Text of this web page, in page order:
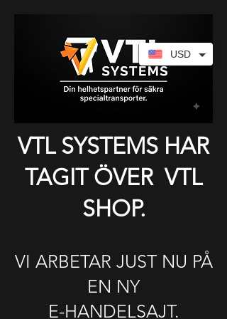
​VTL SYSTEMS HAR
TAGIT ÖVER VTL
SHOP.
VI ARBETAR JUST NU PÅ
EN NY
E-HANDELSAJT.
USD